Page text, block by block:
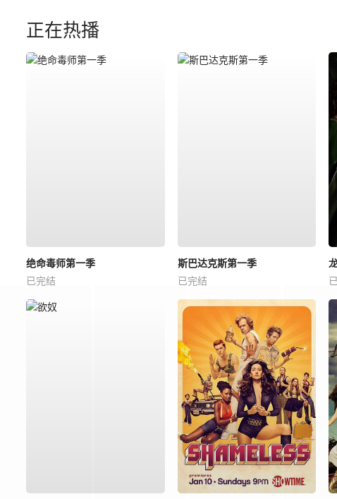
正在热播
绝命毒师第一季
已完结
斯巴达克斯第一季
已完结